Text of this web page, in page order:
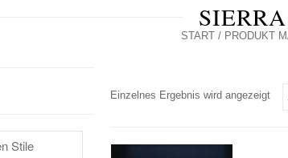
START/ PRODUKT
Einzelnes Ergebnis wird angezeigt